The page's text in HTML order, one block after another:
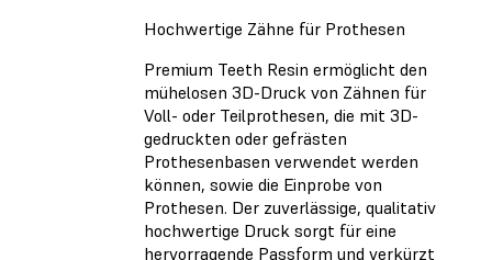
Hochwertige Zähne für Prothesen
Premium Teeth Resin ermöglicht den
mühelosen 3D-Druck von Zähnen für
Voll- oder Teilprothesen, die mit 3D-
gedruckten oder gefrästen
Prothesenbasen verwendet werden
können, sowie die Einprobe von
Prothesen. Der zuverlässige, qualitativ
hochwertige Druck sorgt für eine
hervorragende Passform und verkürzt